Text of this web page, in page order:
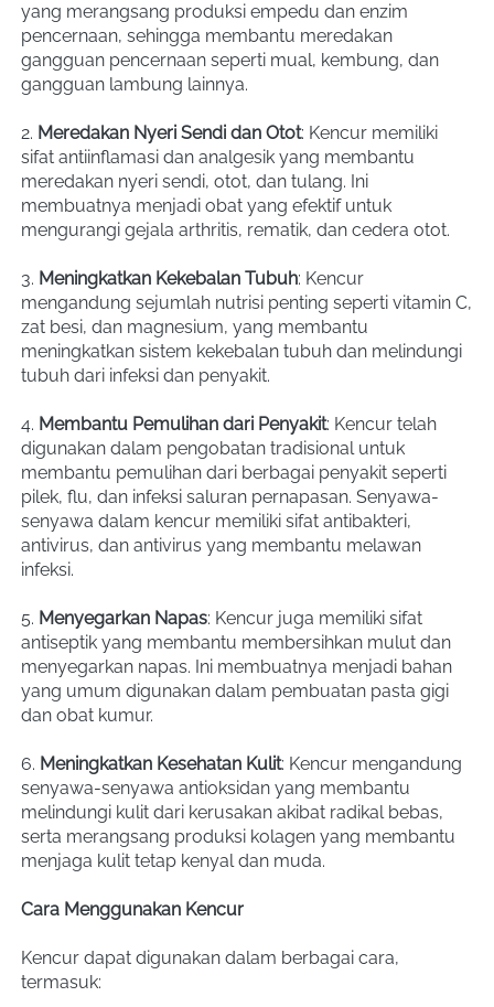
yang merangsang produksi empedu dan enzim
pencernaan, sehingga membantu meredakan
gangguan pencernaan seperti mual, kembung, dan
gangguan lambung lainnya.
2. Meredakan Nyeri Sendi dan Otot: Kencur memiliki
sifat antiinflamasi dan analgesik yang membantu
meredakan nyeri sendi, otot, dan tulang. Ini
membuatnya menjadi obat yang efektif untuk
mengurangi gejala arthritis, rematik, dan cedera otot.
3. Meningkatkan Kekebalan Tubuh: Kencur
mengandung sejumlah nutrisi penting seperti vitamin C,
zat besi, dan magnesium, yang membantu
meningkatkan sistem kekebalan tubuh dan melindungi
tubuh dari infeksi dan penyakit.
4. Membantu Pemulihan dari Penyakit: Kencur telah
digunakan dalam pengobatan tradisional untuk
membantu pemulihan dari berbagai penyakit seperti
pilek, flu, dan infeksi saluran pernapasan. Senyawa-
senyawa dalam kencur memiliki sifat antibakteri,
antivirus, dan antivirus yang membantu melawan
infeksi.
5. Menyegarkan Napas: Kencur juga memiliki sifat
antiseptik yang membantu membersihkan mulut dan
menyegarkan napas. Ini membuatnya menjadi bahan
yang umum digunakan dalam pembuatan pasta gigi
dan obat kumur.
6. Meningkatkan Kesehatan Kulit: Kencur mengandung
senyawa-senyawa antioksidan yang membantu
melindungi kulit dari kerusakan akibat radikal bebas,
serta merangsang produksi kolagen yang membantu
menjaga kulit tetap kenyal dan muda.
Cara Menggunakan Kencur
Kencur dapat digunakan dalam berbagai cara,
termasuk: